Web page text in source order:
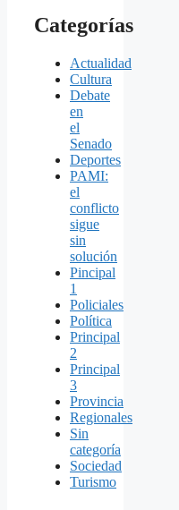
Categorías
Actualidad
Cultura
Debate
en
el
Senado
Deportes
PAMI:
el
conflicto
sigue
sin
solución
Pincipal
1
Policiales
Política
Principal
2
Principal
3
Provincia
Regionales
Sin
categoría
Sociedad
Turismo